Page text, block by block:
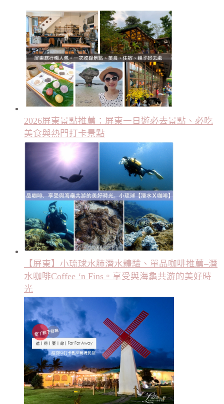
2026屏東景點推薦：屏東一日遊必去景點、必吃
美食與熱門打卡景點
【屏東】小琉球水肺潛水體驗、單品咖啡推薦–潛
水咖啡Coffee ‘n Fins。享受與海龜共游的美好時
光